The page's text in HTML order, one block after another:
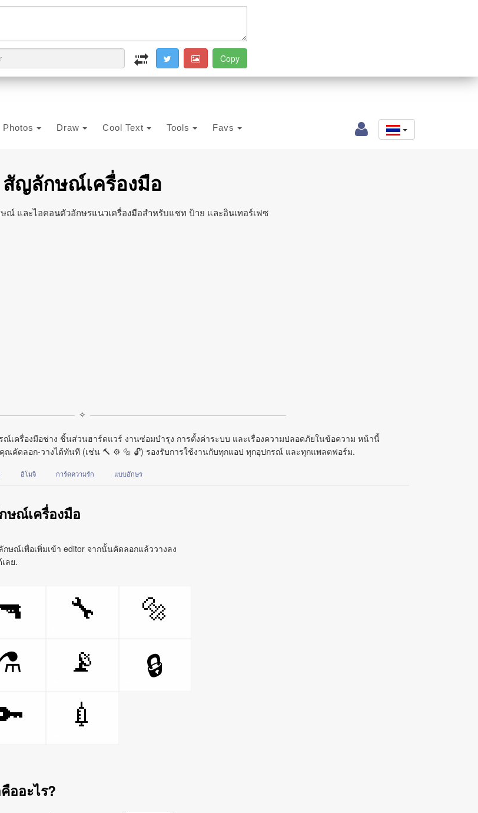
Photos Draw Cool Text Tools Favs
สัญลักษณ์เครื่องมือ
ณ์ และไอคอนตัวอักษรแนวเครื่องมือสำหรับแชท ป้าย และอินเทอร์เฟซ
✧
เครื่องมือช่าง ชิ้นส่วนฮาร์ดแวร์ งานซ่อมบำรุง การตั้งค่าระบบ และเรื่องความปลอดภัยในข้อความ หน้านี้
คัดลอก‑วางได้ทันที (เช่น 🔨 ⚙ 🔩 🔓) รองรับการใช้งานกับทุกแอป ทุกอุปกรณ์ และทุกแพลตฟอร์ม.
อิโมจิ การ์ดความรัก แบบอักษร
ษณ์เครื่องมือ
ษณ์เพื่อเพิ่มเข้า editor จากนั้นคัดลอกแล้ววางลง
ลย.
🔫 🔧
🔩
📡
🔒
💉
ออะไร?